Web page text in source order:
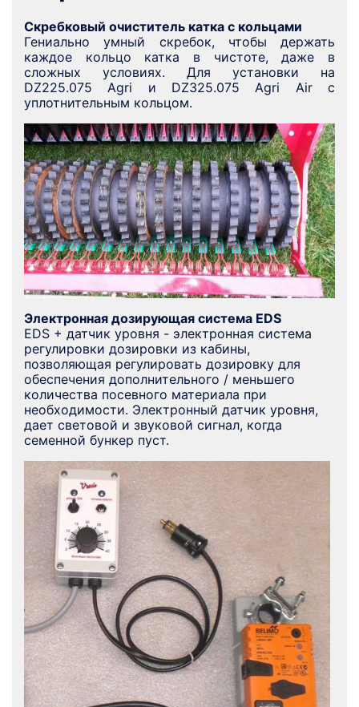
Скребковый очиститель катка с кольцами
Гениально умный скребок, чтобы держать
каждое кольцо катка в чистоте, даже в
сложных условиях. Для установки на
DZ225.075 Agri и DZ325.075 Agri Air с
уплотнительным кольцом.
Электронная дозирующая система EDS
EDS + датчик уровня - электронная система
регулировки дозировки из кабины,
позволяющая регулировать дозировку для
обеспечения дополнительного / меньшего
количества посевного материала при
необходимости. Электронный датчик уровня,
дает световой и звуковой сигнал, когда
семенной бункер пуст.